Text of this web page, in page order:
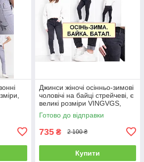
Джинси жіночі осінньо-зимові
чоловічі на байці стрейчеві, є
великі розміри VINGVGS,
Туреччина
Готово до відправки
735 ₴ 2 100 ₴
Купити